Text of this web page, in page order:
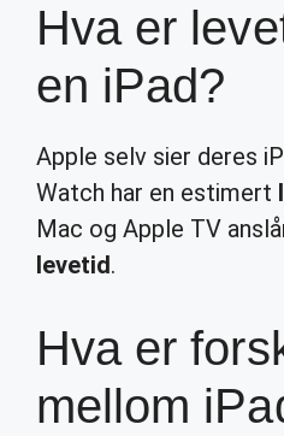
Hva er
en iPad?
Apple selv sier deres
Watch har en estimert
Mac og Apple TV
levetid.
Hva er
mellom